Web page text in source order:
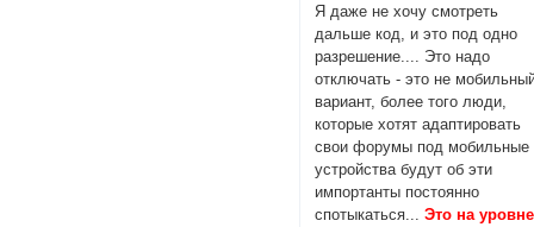
Я даже не хочу смотреть
дальше код, и это под одно
разрешение.... Это надо
отключать - это не
вариант, более того люди,
которые хотят адаптировать
свои форумы под мобильные
устройства будут об эти
импортанты постоянно
спотыкаться...Это на уровне